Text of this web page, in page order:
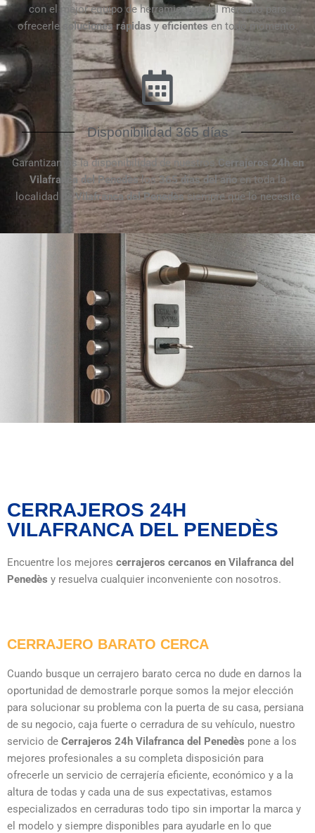
con el mejor equipo de herramientas del mercado para
ofrecerle
soluciones rápidasyeficientes en todo momento.
Disponibilidad 365 días
Garantizamos la disponibilidad de nuestrosCerrajeros 24h en
Vilafranca del Penedèslos365 días del añoen toda la
localidad de Vilafranca del Penedèssiempre que lo necesite
CERRAJEROS 24H
VILAFRANCA DEL PENEDÈS
Encuentre los mejores cerrajeros cercanos en Vilafranca del
Penedès y resuelva cualquier inconveniente con nosotros.
CERRAJERO BARATO CERCA
Cuando busque un cerrajero barato cerca no dude en darnos la
oportunidad de demostrarle porque somos la mejor elección
para solucionar su problema con la puerta de su casa, persiana
de su negocio, caja fuerte o cerradura de su vehículo, nuestro
servicio de Cerrajeros 24h Vilafranca del Penedès pone a los
mejores profesionales a su completa disposición para
ofrecerle un servicio de cerrajería eficiente, económico y a la
altura de todas y cada una de sus expectativas, estamos
especializados en cerraduras todo tipo sin importar la marca y
el modelo y siempre disponibles para ayudarle en lo que